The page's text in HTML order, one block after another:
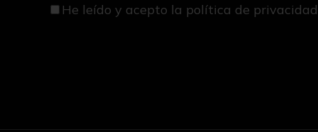
He leído y acepto la política de privacidad